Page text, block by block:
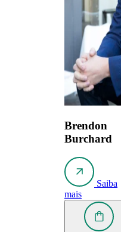
Brendon
Burchard
Saiba
mais